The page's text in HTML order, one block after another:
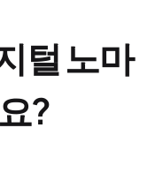
털 노마
?